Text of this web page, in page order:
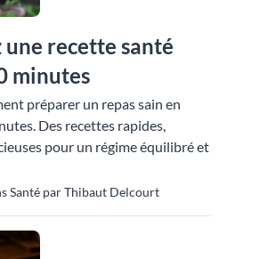
recette santé
minutes
préparer un repas sain en
Des recettes rapides,
pour un régime équilibré et
Santé par Thibaut Delcourt